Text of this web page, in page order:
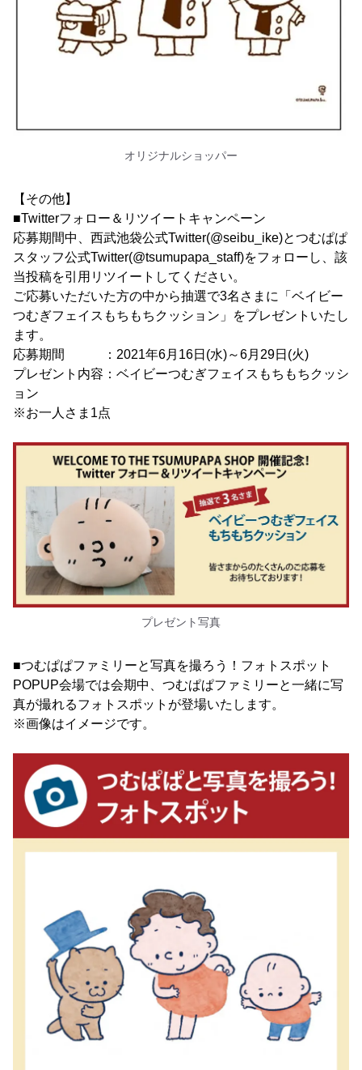
オリジナルショッパー
【その他】
■Twitterフォロー＆リツイートキャンペーン
応募期間中、西武池袋公式Twitter(@seibu_ike)とつむぱぱ
スタッフ公式Twitter(@tsumupapa_staff)をフォローし、該
当投稿を引用リツイートしてください。
ご応募いただいた方の中から抽選で3名さまに「ベイビー
つむぎフェイスもちもちクッション」をプレゼントいたし
ます。
応募期間 ：2021年6月16日(水)～6月29日(火)
プレゼント内容：ベイビーつむぎフェイスもちもちクッシ
ョン
※お一人さま1点
プレゼント写真
■つむぱぱファミリーと写真を撮ろう！フォトスポット
POPUP会場では会期中、つむぱぱファミリーと一緒に写
真が撮れるフォトスポットが登場いたします。
※画像はイメージです。